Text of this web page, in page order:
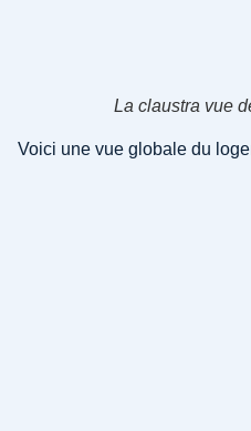
La claustra vue
Voici une vue globale du